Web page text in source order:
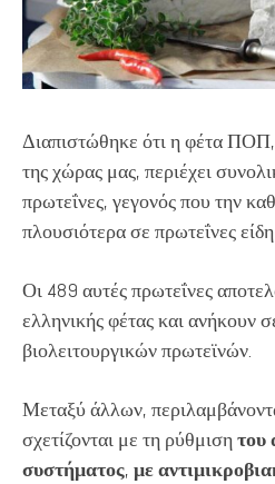
Διαπιστώθηκε ότι η φέτα ΠΟΠ,
της χώρας μας, περιέχει
πρωτεΐνες, γεγονός που την
πλουσιότερα σε πρωτεΐνες
Οι 489 αυτές πρωτεΐνες
ελληνικής φέτας και ανήκουν
βιολειτουργικών πρωτεϊνών.
Μεταξύ άλλων,
σχετίζονται με τη ρύθμιση του
συστήματος, με